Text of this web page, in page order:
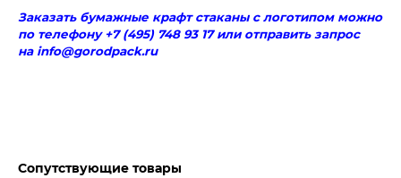
Заказать бумажные крафт стаканы с логотипом можно
по телефону +7 (495) 748 93 17 или отправить запрос
на info@gorodpack.ru
Сопутствующие товары